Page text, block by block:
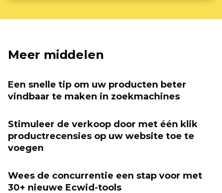
Meer middelen
Een snelle tip om uw producten beter
vindbaar te maken in zoekmachines
Stimuleer de verkoop door met één klik
productrecensies op uw website toe te
voegen
Wees de concurrentie een stap voor met
30+ nieuwe Ecwid-tools